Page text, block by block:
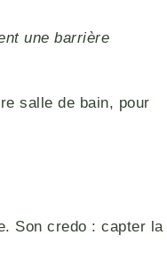
une barrière
salle de bain, pour
Son credo : capter la